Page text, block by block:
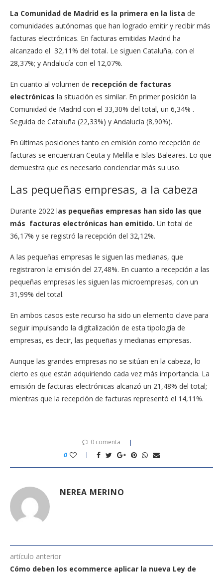
La Comunidad de Madrid es la primera en la lista de
comunidades autónomas que han logrado emitir y recibir más
facturas electrónicas. En facturas emitidas Madrid ha
alcanzado el 32,11% del total. Le siguen Cataluña, con el
28,37%; y Andalucía con el 12,07%.
En cuanto al volumen de recepción de facturas
electrónicas la situación es similar. En primer posición la
Comunidad de Madrid con el 33,30% del total, un 6,34% .
Seguida de Cataluña (22,33%) y Andalucía (8,90%).
En últimas posiciones tanto en emisión como recepción de
facturas se encuentran Ceuta y Melilla e Islas Baleares. Lo que
demuestra que es necesario concienciar más su uso.
Las pequeñas empresas, a la cabeza
Durante 2022 las pequeñas empresas han sido las que
más facturas electrónicas han emitido. Un total de
36,17% y se registró la recepción del 32,12%.
A las pequeñas empresas le siguen las medianas, que
registraron la emisión del 27,48%. En cuanto a recepción a las
pequeñas empresas les siguen las microempresas, con un
31,99% del total.
En ambos casos este recurso ha sido un elemento clave para
seguir impulsando la digitalización de esta tipología de
empresas, es decir, las pequeñas y medianas empresas.
Aunque las grandes empresas no se sitúan en la cabeza, lo
cierto es que están adquiriendo cada vez más importancia. La
emisión de facturas electrónicas alcanzó un 21,48% del total;
mientras que la recepción de facturas representó el 14,11%.
0 comenta
0
NEREA MERINO
artículo anterior
Cómo deben los ecommerce aplicar la nueva Ley de